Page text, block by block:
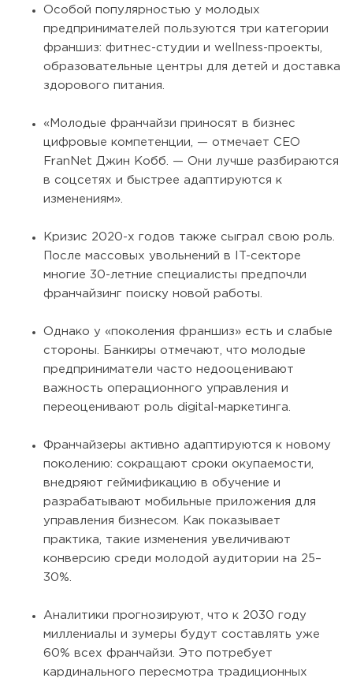
Особой популярностью у молодых
предпринимателей пользуются три категории
франшиз: фитнес-студии и wellness-проекты,
образовательные центры для детей и доставка
здорового питания.
«Молодые франчайзи приносят в бизнес
цифровые компетенции, — отмечает CEO
FranNet Джин Кобб. — Они лучше разбираются
в соцсетях и быстрее адаптируются к
изменениям».
Кризис 2020-х годов также сыграл свою роль.
После массовых увольнений в IT-секторе
многие 30-летние специалисты предпочли
франчайзинг поиску новой работы.
Однако у «поколения франшиз» есть и слабые
стороны. Банкиры отмечают, что молодые
предприниматели часто недооценивают
важность операционного управления и
переоценивают роль digital-маркетинга.
Франчайзеры активно адаптируются к новому
поколению: сокращают сроки окупаемости,
внедряют геймификацию в обучение и
разрабатывают мобильные приложения для
управления бизнесом. Как показывает
практика, такие изменения увеличивают
конверсию среди молодой аудитории на 25–
30%.
Аналитики прогнозируют, что к 2030 году
миллениалы и зумеры будут составлять уже
60% всех франчайзи. Это потребует
кардинального пересмотра традиционных